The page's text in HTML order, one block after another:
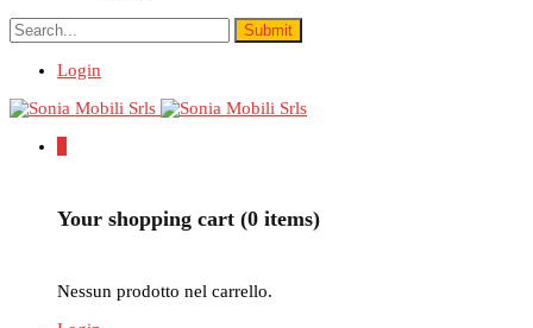
Login
Your shopping cart (0 items)
Nessun prodotto nel carrello.